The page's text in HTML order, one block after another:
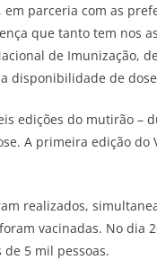
em parceria com as
que tanto tem nos
de Imunização,
disponibilidade de
edições do mutirão –
A primeira edição do
realizados,
vacinadas. No
5 mil pessoas.